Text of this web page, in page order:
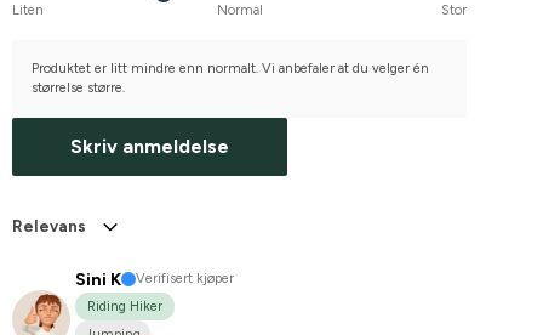
Liten Normal Stor
Produktet er litt mindre enn normalt. Vi anbefaler at du velger én
størrelse større.
Skriv anmeldelse
Relevans
Sini K
Verifisert kjøper
Riding Hiker